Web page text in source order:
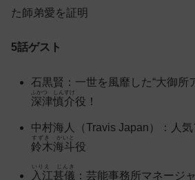
た師弟愛を証明
5話ゲスト
石黒賢：一世を風靡した“大御所
深津慎介
ふかつ しんすけ
役！
中村海人（Travis Japan）：人気
鈴木海斗
すずき かいと
役
入江甚儀
いりえ じんき
：芸能事務所マネージ